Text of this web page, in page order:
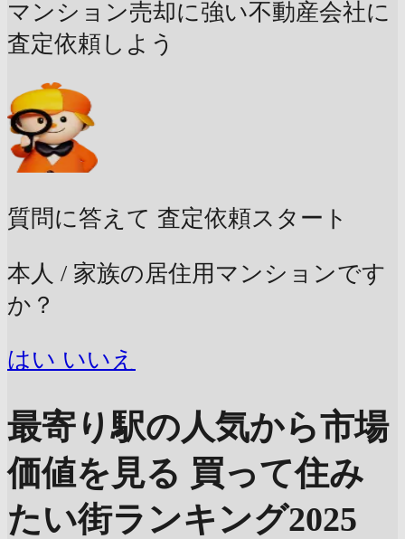
マンション売却に強い不動産会社に
査定依頼しよう
質問に答えて 査定依頼スタート
本人 / 家族の居住用マンションです
か？
はい いいえ
最寄り駅の人気から市場
価値を見る 買って住み
たい街ランキング2025